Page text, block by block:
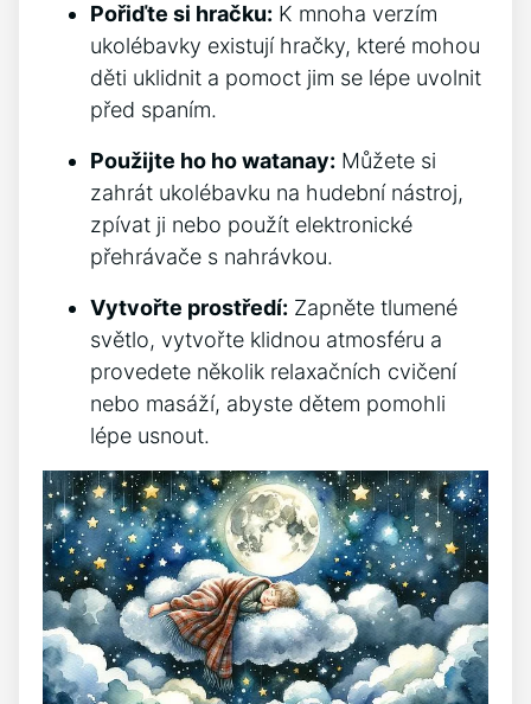
Pořiďte si hračku: K mnoha verzím
ukolébavky existují​ hračky, které⁢ mohou
děti uklidnit a pomoct jim se lépe uvolnit
před spaním.
Použijte ho ho watanay: Můžete si
zahrát ukolébavku na hudební nástroj,
zpívat ji ⁤nebo použít elektronické
přehrávače s nahrávkou.
Vytvořte prostředí: Zapněte tlumené
⁢světlo, vytvořte klidnou atmosféru a
provedete několik relaxačních⁢ cvičení
nebo masáží, abyste dětem pomohli
lépe usnout.